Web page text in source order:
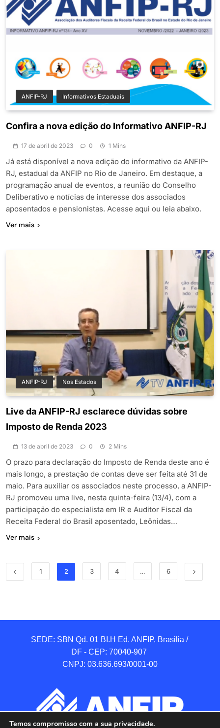
ANFIP-RJ Informativos Estaduais
Confira a nova edição do Informativo ANFIP-RJ
17 de abril de 2023 0 1 Mins
Já está disponível a nova edição do informativo da ANFIP-
RJ, estadual da ANFIP no Rio de Janeiro. Em destaque, a
programação anual de eventos, a reunião do Conselho
Deliberativo e notícias de interesse dos associados
aposentados e pensionistas. Acesse aqui ou leia abaixo.
Ver mais
ANFIP-RJ Nos Estados
Live da ANFIP-RJ esclarece dúvidas sobre
Imposto de Renda 2023
13 de abril de 2023 0 2 Mins
O prazo para declaração do Imposto de Renda deste ano é
mais longo, a prestação de contas deve ser feita até 31 de
maio. Para auxiliar os associados neste processo, a ANFIP-
RJ promoveu uma live, nesta quinta-feira (13/4), com a
participação do especialista em IR e Auditor Fiscal da
Receita Federal do Brasil aposentado, Leônidas…
Ver mais
1 2 3 4 … 6
SEDE: SBN Qd. 01 BI.H Ed. ANFIP, Brasilia /
DF - CEP: 70040-907
CNPJ: 03.636.693/0001-00
Temos compromisso com a sua privacidade.